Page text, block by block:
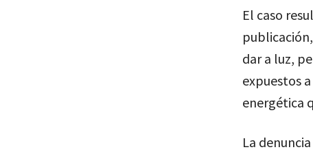
El caso
dar a luz,
expuestos
energética
La